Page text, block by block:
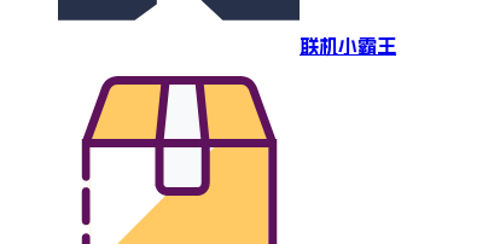
联机小霸王